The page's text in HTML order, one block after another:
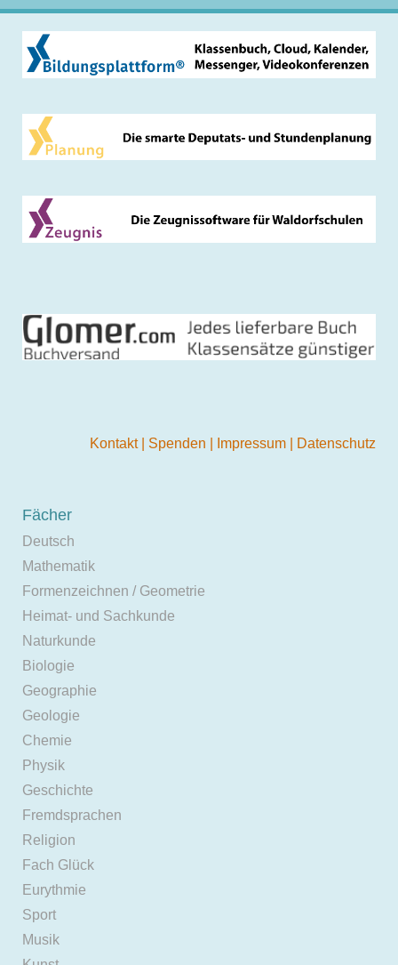
Kontakt Spenden Impressum Datenschutz
Fächer
Deutsch
Mathematik
Formenzeichnen / Geometrie
Heimat- und Sachkunde
Naturkunde
Biologie
Geographie
Geologie
Chemie
Physik
Geschichte
Fremdsprachen
Religion
Fach Glück
Eurythmie
Sport
Musik